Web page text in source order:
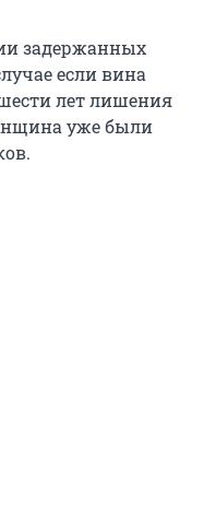
задержанных
если вина
лет лишения
уже были